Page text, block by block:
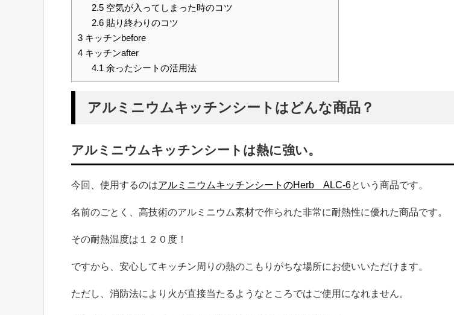
2.5空気が入ってしまった時のコツ
2.6貼り終わりのコツ
3 キッチンbefore
4 キッチンafter
4.1 余ったシートの活用法
アルミニウムキッチンシートはどんな商品？
アルミニウムキッチンシートは熱に強い。
今回、使用するのはアルミニウムキッチンシートのHerb ALC-6という商品です。
名前のごとく、高技術のアルミニウム素材で作られた非常に耐熱性に優れた商品です。
その耐熱温度は１２０度！
ですから、安心してキッチン周りの熱のこもりがちな場所にお使いいただけます。
ただし、消防法により火が直接当たるようなところではご使用になれません。